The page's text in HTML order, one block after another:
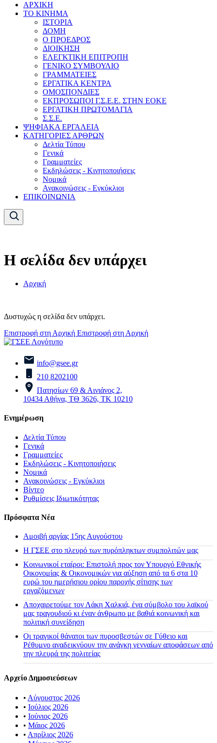
ΑΡΧΙΚΗ
ΤΟ ΚΙΝΗΜΑ
ΙΣΤΟΡΙΑ
ΔΟΜΗ
Ο ΠΡΟΕΔΡΟΣ
ΔΙΟΙΚΗΣΗ
ΕΛΕΓΚΤΙΚΗ ΕΠΙΤΡΟΠΗ
ΓΕΝΙΚΟ ΣΥΜΒΟΥΛΙΟ
ΓΡΑΜΜΑΤΕΙΕΣ
ΕΡΓΑΤΙΚΑ ΚΕΝΤΡΑ
ΟΜΟΣΠΟΝΔΙΕΣ
ΕΚΠΡΟΣΩΠΟΙ Γ.Σ.Ε.Ε. ΣΤΗΝ ΕΟΚΕ
ΕΡΓΑΤΙΚΗ ΠΡΩΤΟΜΑΓΙΑ
Σ.Σ.Ε.
ΨΗΦΙΑΚΑ ΕΡΓΑΛΕΙΑ
ΚΑΤΗΓΟΡΙΕΣ ΑΡΘΡΩΝ
Δελτία Τύπου
Γενικά
Γραμματείες
Εκδηλώσεις - Κινητοποιήσεις
Νομικά
Ανακοινώσεις - Εγκύκλιοι
ΕΠΙΚΟΙΝΩΝΙΑ
Η σελίδα δεν υπάρχει
Αρχική
Δυστυχώς η σελίδα δεν υπάρχει.
Επιστροφή στη Αρχική Επιστροφή στη Αρχική
info@gsee.gr
210 8202100
Πατησίων 69 & Αινιάνος 2,
10434 Αθήνα, ΤΘ 3626, ΤΚ 10210
Ενημέρωση
Δελτία Τύπου
Γενικά
Γραμματείες
Εκδηλώσεις - Κινητοποιήσεις
Νομικά
Ανακοινώσεις - Εγκύκλιοι
Βίντεο
Ρυθμίσεις Ιδιωτικότητας
Πρόσφατα Νέα
Αμοιβή αργίας 15ης Αυγούστου
H ΓΣΕΕ στο πλευρό των πυρόπληκτων συμπολιτών μας
Κοινωνικοί εταίροι: Επιστολή προς τον Υπουργό Εθνικής
Οικονομίας & Οικονομικών για αύξηση από τα 6 στα 10
ευρώ του ημερήσιου ορίου παροχής σίτισης των
εργαζόμενων
Αποχαιρετούμε τον Λάκη Χαλκιά, ένα σύμβολο του λαϊκού
μας τραγουδιού κι έναν άνθρωπο με βαθιά κοινωνική και
πολιτική συνείδηση
Οι τραγικοί θάνατοι των πυροσβεστών σε Γύθειο και
Ρέθυμνο αναδεικνύουν την ανάγκη γενναίων αποφάσεων από
την πλευρά της πολιτείας
Αρχείο Δημοσιεύσεων
• Αύγουστος 2026
• Ιούλιος 2026
• Ιούνιος 2026
• Μάιος 2026
• Απρίλιος 2026